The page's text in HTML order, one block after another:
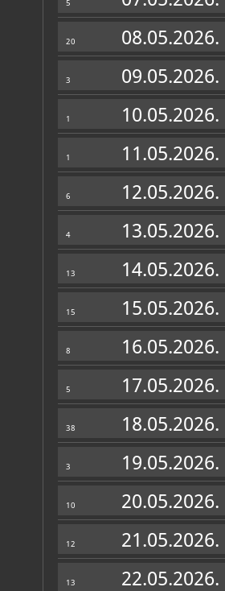
5
20 08.05.2026.
3 09.05.2026.
1 10.05.2026.
1 11.05.2026.
6 12.05.2026.
4 13.05.2026.
13 14.05.2026.
15 15.05.2026.
8 16.05.2026.
5 17.05.2026.
38 18.05.2026.
3 19.05.2026.
10 20.05.2026.
12 21.05.2026.
13 22.05.2026.
Zbirke
OSTALE ZBIRKE
Muzej u fondovima MDC-a
Plakatoteka (11)